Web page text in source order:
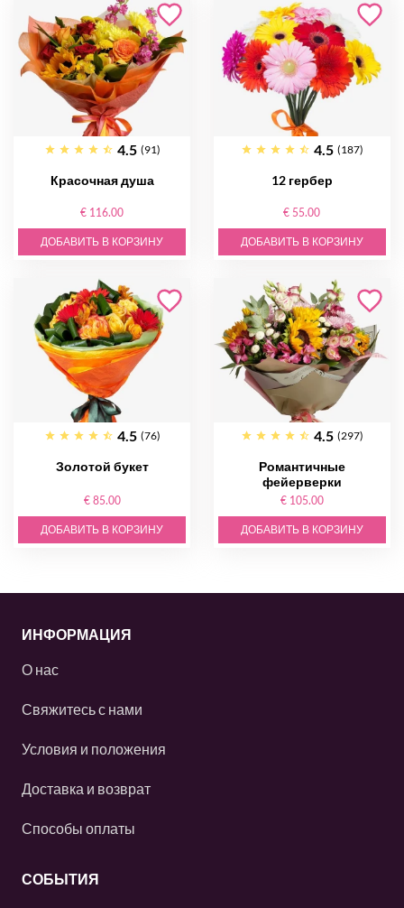
4.5 (91)
Красочная душа
€ 116.00
ДОБАВИТЬ В КОРЗИНУ
4.5 (187)
12 гербер
€ 55.00
ДОБАВИТЬ В КОРЗИНУ
4.5 (76)
Золотой букет
€ 85.00
ДОБАВИТЬ В КОРЗИНУ
4.5 (297)
Романтичные
фейерверки
€ 105.00
ДОБАВИТЬ В КОРЗИНУ
ИНФОРМАЦИЯ
О нас
Свяжитесь с нами
Условия и положения
Доставка и возврат
Способы оплаты
СОБЫТИЯ